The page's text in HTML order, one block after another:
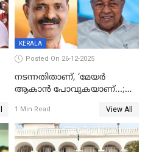
KERALA
Posted On 26-12-2025
നടന്നതിതാണ്, ‘മേയർ
ആകാൻ പോവുകയാണ്...;
മുഖ്യമന്ത്രിയുടെ ഓഫീസ്
തന്നെ വിശദീകരിയ്ക്കുന്നു;
സത്യമിതാണ്
1 Min Read View All